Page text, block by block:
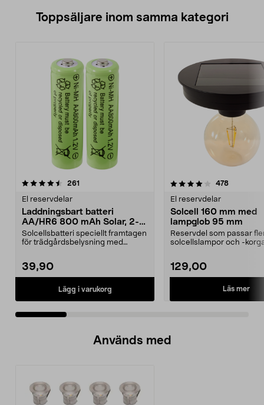
Toppsäljare inom samma kategori
261
El reservdelar
Laddningsbart batteri
AA/HR6 800 mAh Solar, 2-
pack
Solcellsbatteri speciellt framtagen
för trädgårdsbelysning med
39,90
Lägg i varukorg
4.0 av 5 stjärnor 478
El reservdelar
Solcell 160 mm med
lampglob 95 mm
Reservdel som passar
solcellslampor och -
129,00
Läs mer
4.5 av 5 stjärnor
Används med